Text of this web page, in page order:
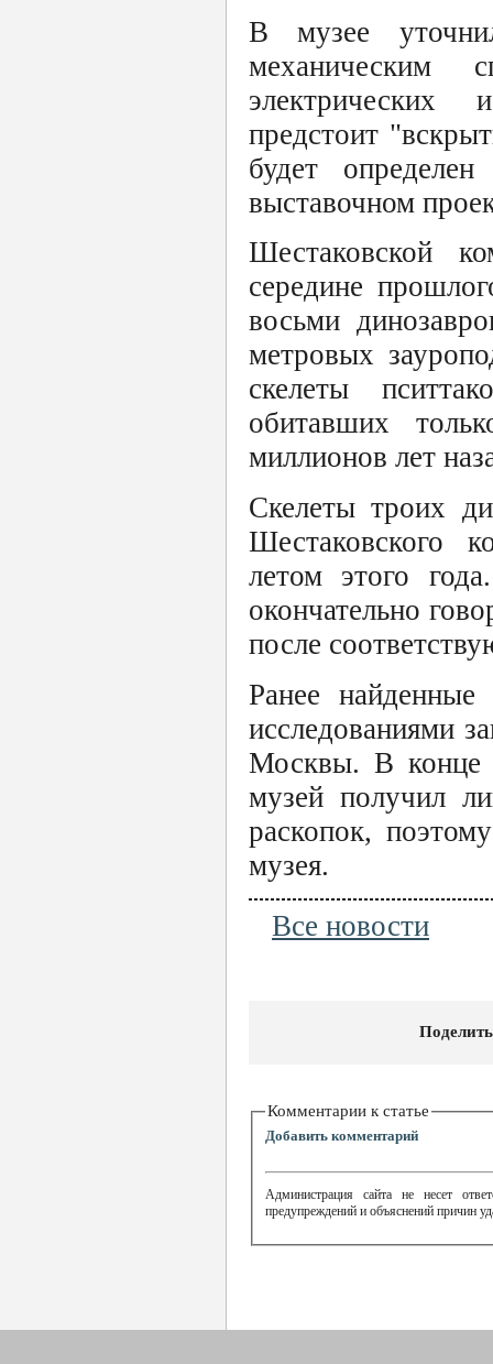
В музее
механическим
предстоит
будет
выставочном
Шестаковской
середине
восьми
метровых
скелеты
обитавших
миллионов лет
Скелеты троих
Шестаковского
летом этого
окончательно
после
Ранее
исследованиями
Москвы. В конце
музей получил
раскопок,
музея.
Все новости
Комментарии к статье
Добавить комментарий
Администрация сайта не несет
предупреждений и объяснений причин